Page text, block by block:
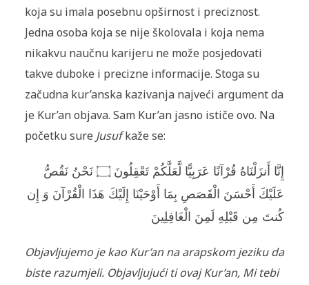
koja su imala posebnu opširnost i preciznost.
Jedna osoba koja se nije školovala i koja nema
nikakvu naučnu karijeru ne može posjedovati
takve duboke i precizne informacije. Stoga su
začudna kur’anska kazivanja najveći argument da
je Kur’an objava. Sam Kur’an jasno ističe ovo. Na
početku sure Jusufkaže se:
إِنَّا أَنزَلْنَاهُ قُرْآنًا عَرَبِيًّا لَّعَلَّكُمْ تَعْقِلُونَ ۝ نَحْنُ نَقُصُّ
عَلَيْكَ أَحْسَنَ الْقَصَصِ بِمَا أَوْحَيْنَا إِلَيْكَ هَذَا الْقُرْآنَ وَ إِن
كُنتَ مِن قَبْلِهِ لَمِنَ الْغَافِلِينَ
Objavljujemo je kao Kur’an na arapskom jeziku da
biste razumjeli. Objavljujući ti ovaj Kur’an, Mi tebi